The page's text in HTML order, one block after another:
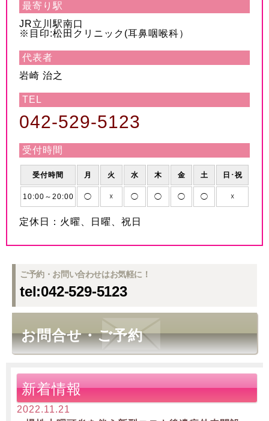
最寄り駅
JR立川駅南口
※目印:松田クリニック(耳鼻咽喉科）
代表者
岩崎 治之
TEL
042-529-5123
受付時間
受付時間 月 火 水 木 金 土 日･祝
10:00～20:00 ◯ ☓ ◯ ◯ ◯ ◯ ☓
定休日：火曜、日曜、祝日
ご予約・お問い合わせはお気軽に！
tel:042-529-5123
お問合せ・ご予約
新着情報
2022.11.21